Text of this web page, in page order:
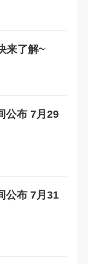
来了解~
公布 7月29
公布 7月31